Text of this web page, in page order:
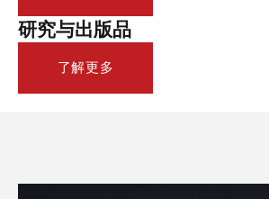
研究与出版品
了解更多